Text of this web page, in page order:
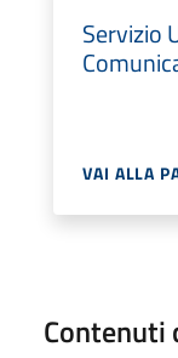
Servizio
VAI ALLA
Contenuti